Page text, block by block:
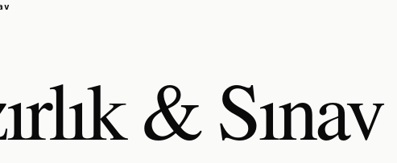
& Sınav